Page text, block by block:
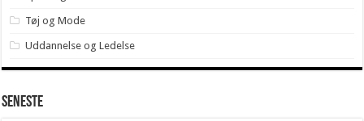
Tøj og Mode
Uddannelse og Ledelse
Seneste